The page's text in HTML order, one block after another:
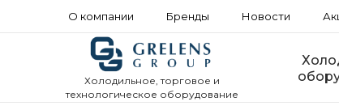
О компании Бренды Новости
Холодильное, торговое и
технологическое оборудование